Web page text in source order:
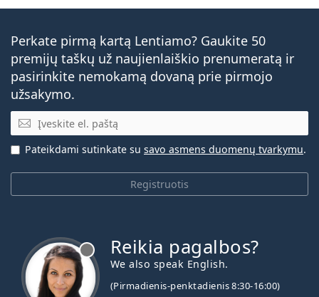
Perkate pirmą kartą Lentiamo? Gaukite 50
premijų taškų už naujienlaiškio prenumeratą ir
pasirinkite nemokamą dovaną prie pirmojo
užsakymo.
El. pašto adresas
Registruotis
Pateikdami sutinkate su savo asmens duomenų tvarkymu.
Reikia pagalbos?
We also speak English.
(Pirmadienis-penktadienis 8:30-16:00)